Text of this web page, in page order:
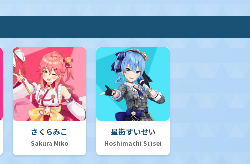
さくらみこ
Sakura Miko
星街すいせい
Hoshimachi Suisei